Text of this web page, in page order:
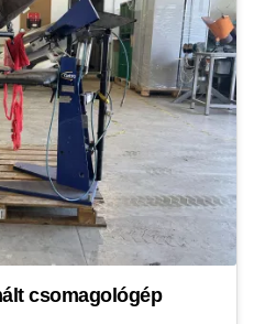
csomagológép